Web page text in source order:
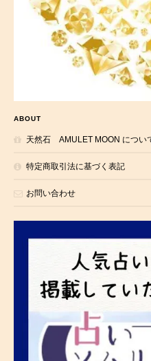
ABOUT
天然石 AMULET MOON につい
特定商取引法に基づく表記
お問い合わせ